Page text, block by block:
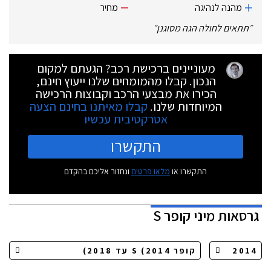
מהנה לנהיגה
מחיר
״תתאים לחולה הגה מסוגנן״
מעוניינים ברכישת רכב? הגעתם למקום
הנכון. קבלו מהמומחים שלנו ייעוץ חינם,
הכירו את מבצעי הרכב וקבוצות הרכישה
המיוחדות שלנו. קבלו מאיתנו בחינם הצעה
אטרקטיבית עכשיו
התקשרו
התקשרו או מלאו פרטים ונחזור אליכם בהקדם
גרסאותמיני קופר S